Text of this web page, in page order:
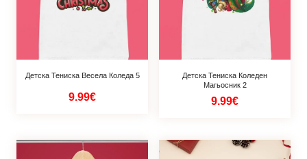
Детска Тениска Весела Коледа 5
9.99€
Детска Тениска Коледен
Магьосник 2
9.99€